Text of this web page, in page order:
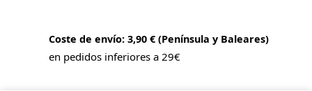
Coste de envío: 3,90 € (Península y Baleares)
en pedidos inferiores a 29€